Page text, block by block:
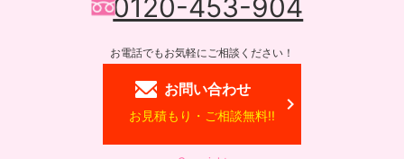
0120-453-904
お電話でもお気軽にご相談ください！
お問い合わせ
お見積もり・ご相談無料!!